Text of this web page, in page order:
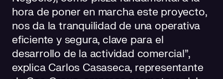
hora de poner en marcha este proyecto,
nos da la tranquilidad de una operativa
eficiente y segura, clave para el
desarrollo de la actividad comercial”,
explica Carlos Casaseca, representante